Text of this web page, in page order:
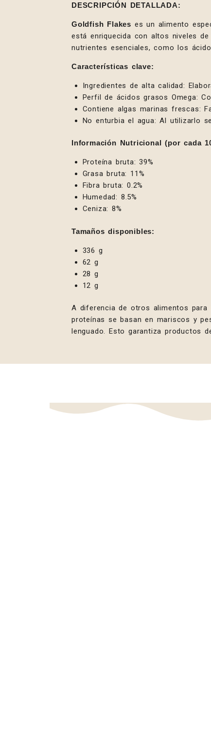
DESCRIPCIÓN DETALLADA:
Goldfish Flakes es un alimento
está enriquecida con altos niveles
nutrientes esenciales, como los
Características clave:
Ingredientes de alta calidad:
Perfil de ácidos grasos Omega:
Contiene algas marinas frescas:
No enturbia el agua: Al utilizarlo
Información Nutricional (por cada
Proteína bruta: 39%
Grasa bruta: 11%
Fibra bruta: 0.2%
Humedad: 8.5%
Ceniza: 8%
Tamaños disponibles:
336 g
62 g
28 g
12 g
A diferencia de otros alimentos para
proteínas se basan en mariscos y
lenguado. Esto garantiza productos